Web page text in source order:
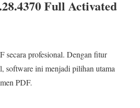
Full Activated
secara profesional. Dengan fitur
software ini menjadi pilihan utama
PDF.